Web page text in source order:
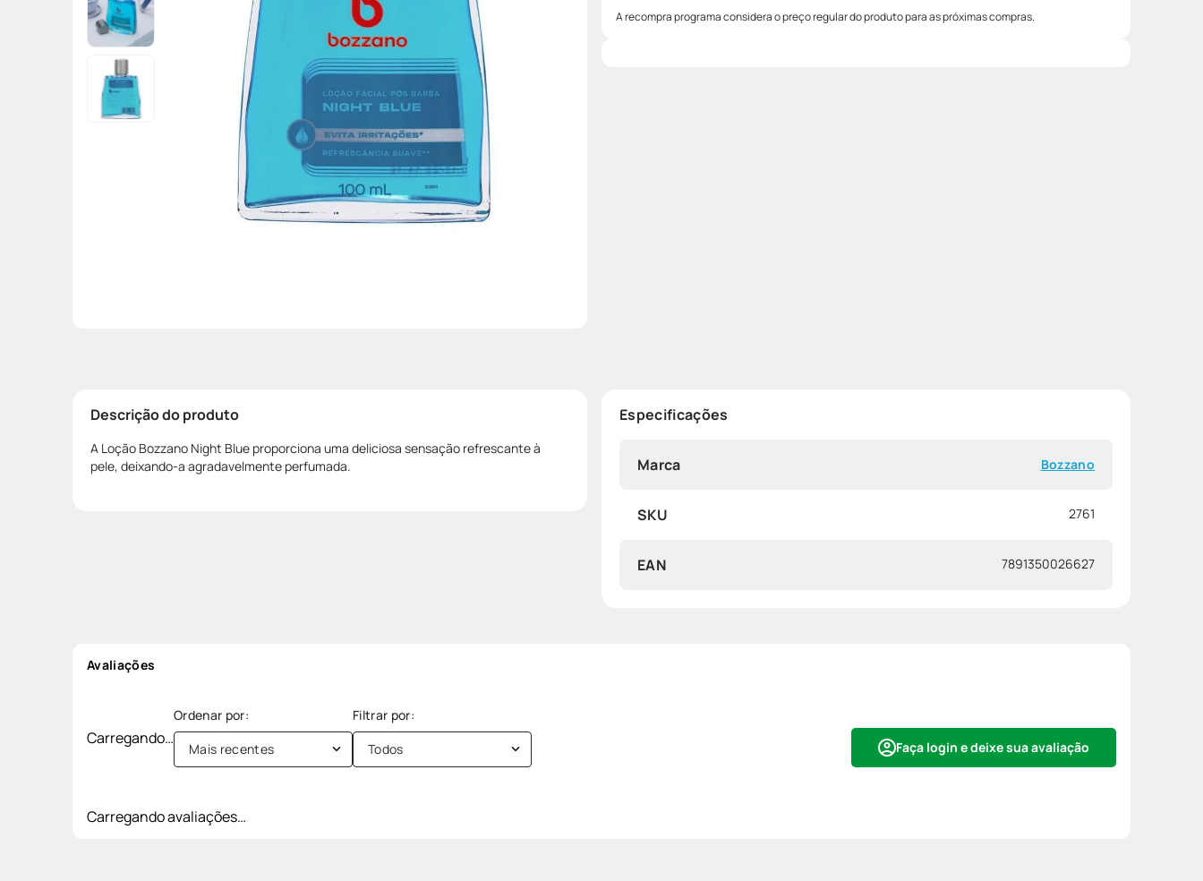
A recompra programa considera o preço regular do produto para as próximas compras.
Descrição do produto
A Loção Bozzano Night Blue proporciona uma deliciosa sensação refrescante à
pele, deixando-a agradavelmente perfumada.
Especificações
Marca Bozzano
SKU 2761
EAN 7891350026627
Avaliações
Carregando… Faça login e deixe sua avaliação
Mais recentes Todos
Carregando avaliações…